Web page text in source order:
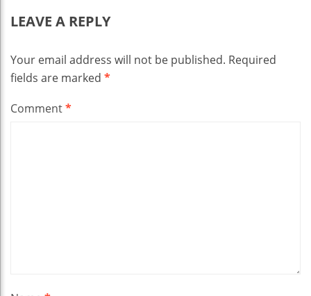
LEAVE A REPLY
Your email address will not be published. Required
fields are marked *
Comment*